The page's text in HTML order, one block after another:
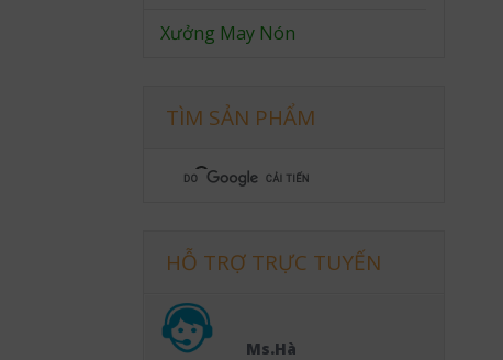
Xưởng May Nón
TÌM SẢN PHẨM
HỖ TRỢ TRỰC TUYẾN
Ms.Hà